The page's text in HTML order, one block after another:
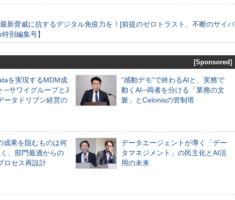
新脅威に抗するデジタル免疫力を！[前提のゼロトラスト、不断のサイバ
別編集号】
[Sponsored]
を実現するMDM成
─サワイグループとJ
ータドリブン経営の
“感動デモ”で終わるAIと、実務で
動くAI─両者を分ける「業務の文
脈」とCelonisの管制塔
成果を阻むものは何
、部門最適からの
ロセス再設計
データエージェントが導く「デー
タマネジメント」の民主化とAI活
用の未来